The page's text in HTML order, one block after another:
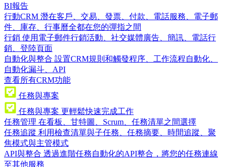
BI報告
行動CRM 潛在客戶、交易、發票、付款、電話服務、電子郵
件、庫存、行事曆全都在您的彈指之間
行銷 使用電子郵件行銷活動、社交媒體廣告、簡訊、電話行
銷、登陸頁面
自動化與整合 設置CRM規則和觸發程序、工作流程自動化、
自動化漏斗、API
查看所有CRM功能
任務與專案
任務與專案 更輕鬆快速完成工作
任務管理 在看板、甘特圖、Scrum、任務清單之間選擇
任務追蹤 利用檢查清單與子任務、任務摘要、時間追蹤、聚
焦模式與主管模式
API與整合 透過進階任務自動化的API整合，將您的任務連線
至其他服務